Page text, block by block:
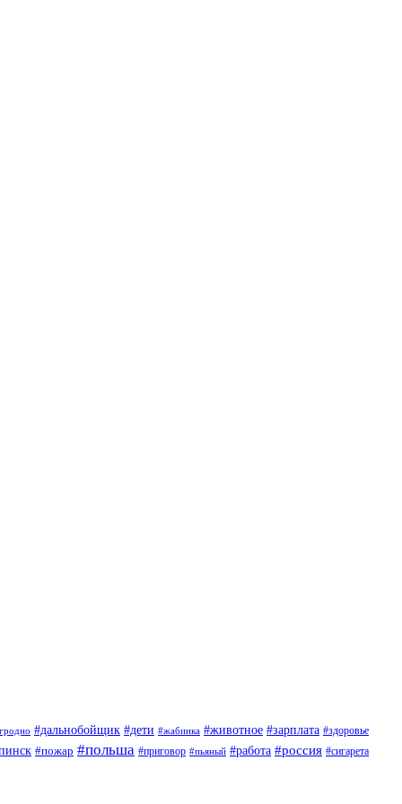
#дальнобойщик #дети #жабинка #животное #зарплата #здоровье
#пожар #польша #приговор #пьяный #работа #россия #сигарета